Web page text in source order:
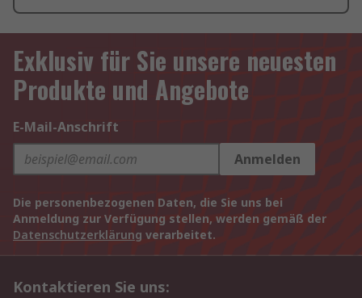
Exklusiv für Sie unsere neuesten
Produkte und Angebote
E-Mail-Anschrift
Anmelden
Die personenbezogenen Daten, die Sie uns bei
Anmeldung zur Verfügung stellen, werden gemäß der
Datenschutzerklärung verarbeitet.
Kontaktieren Sie uns: